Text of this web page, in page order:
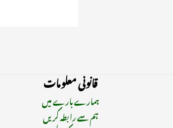
قانونی معلومات
ہمارے بارے میں
ہم سے رابطہ کریں